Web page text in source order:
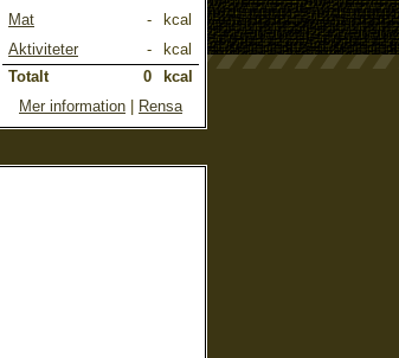
Mat
-
kcal
Aktiviteter
-
kcal
Totalt
0
kcal
Mer information
Rensa